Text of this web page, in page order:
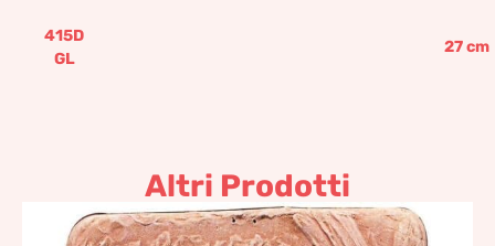
415D
GL
27cm
Altri Prodotti
Pannello “la mietitura”